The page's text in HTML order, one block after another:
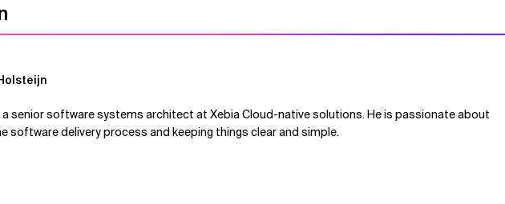
a senior software systems architect at Xebia Cloud-native solutions. He is passionate about
software delivery process and keeping things clear and simple.